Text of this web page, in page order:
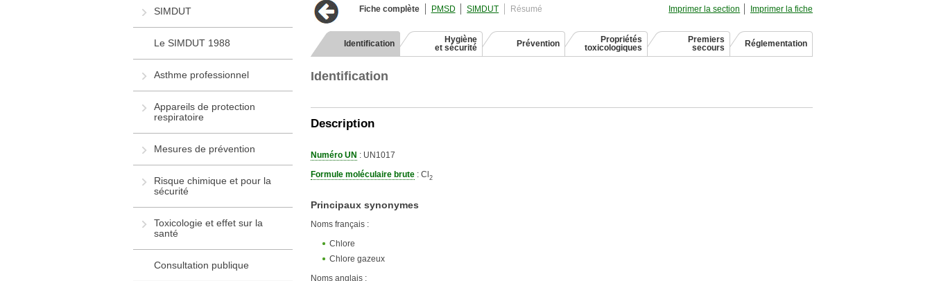
Aller
au
pied
SIMDUT
Le SIMDUT 1988
Asthme professionnel
Appareils de protection
respiratoire
Mesures de prévention
Risque chimique et pour la
sécurité
Toxicologie et effet sur la
santé
Consultation publique
Fiche complète PMSD SIMDUT Résumé Imprimer la section Imprimer la fiche
Identification
Hygiène
et sécurité
Prévention
Propriétés
toxicologiques
Premiers
secours
Réglementation
Identification
Description
Numéro UN : UN1017
Formule moléculaire brute : Cl 2
Principaux synonymes
Noms français :
Chlore
Chlore gazeux
Noms anglais :